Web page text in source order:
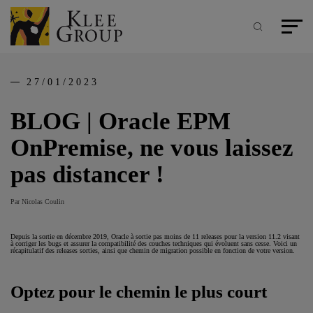
Aller
au
contenu
principal
Recherche
Menu
BLOG | Oracle EPM
OnPremise, ne vous laissez
pas distancer !
27/01/2023
Par Nicolas Coulin
Depuis la sortie en décembre 2019, Oracle à sortie pas moins de 11 releases pour la version 11.2 visant
à corriger les bugs et assurer la compatibilité des couches techniques qui évoluent sans cesse. Voici un
récapitulatif des releases sorties, ainsi que chemin de migration possible en fonction de votre version.
Optez pour le chemin le plus court